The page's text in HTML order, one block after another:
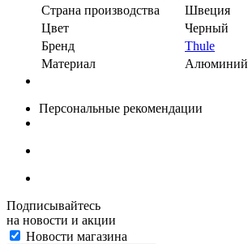
Страна производства
Швеция
Цвет
Черный
Бренд
Thule
Материал
Алюминий
Персональные рекомендации
Подписывайтесь
на новости и акции
Новости магазина